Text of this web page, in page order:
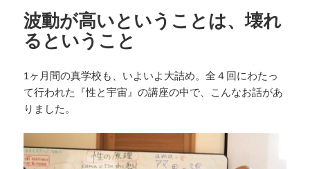
波動が高いということは、壊れ
るということ
1ヶ月間の真学校も、いよいよ大詰め。全４回にわたっ
て行われた『性と宇宙』の講座の中で、こんなお話があ
りました。